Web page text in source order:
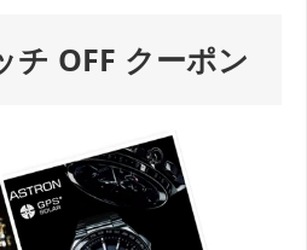
チ OFF クーポン